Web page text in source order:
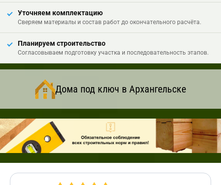
Уточняем комплектацию
Сверяем материалы и состав работ до окончательного расчёта.
Планируем строительство
Согласовываем подготовку участка и последовательность этапов.
Дома под ключ в Архангельске